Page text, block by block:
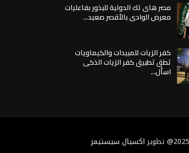
مصر هاى تك الدولية للبذور بفاعليات
معرض الوادى بالأقصر صعيد...
كفر الزيات للمبيدات والكيماويات
تطق تطبيق كفر الزيات الذكى
اسأل...
اكسيال سيستيمز